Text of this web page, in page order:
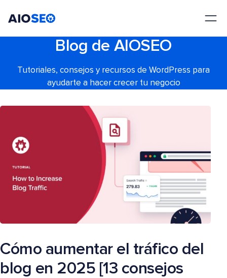
Blog de AIOSEO
Tutoriales, consejos y recursos de WordPress para
ayudarte a hacer crecer tu negocio
Cómo aumentar el tráfico del
blog en 2025 [13 consejos